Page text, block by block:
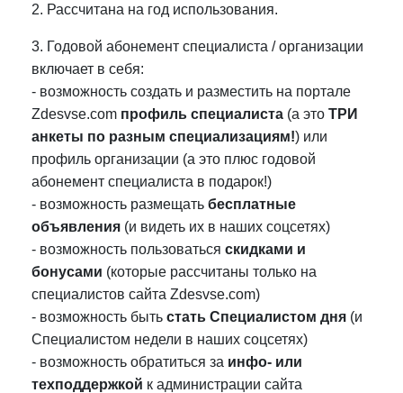
2. Рассчитана на год использования.
3. Годовой абонемент специалиста / организации
включает в себя:
- возможность создать и разместить на портале
Zdesvse.com профиль специалиста (а это ТРИ
анкеты по разным специализациям!) или
профиль организации (а это плюс годовой
абонемент специалиста в подарок!)
- возможность размещать бесплатные
объявления (и видеть их в наших соцсетях)
- возможность пользоваться скидками и
бонусами (которые рассчитаны только на
специалистов сайта Zdesvse.com)
- возможность быть стать Специалистом дня (и
Специалистом недели в наших соцсетях)
- возможность обратиться за инфо- или
техподдержкой к администрации сайта